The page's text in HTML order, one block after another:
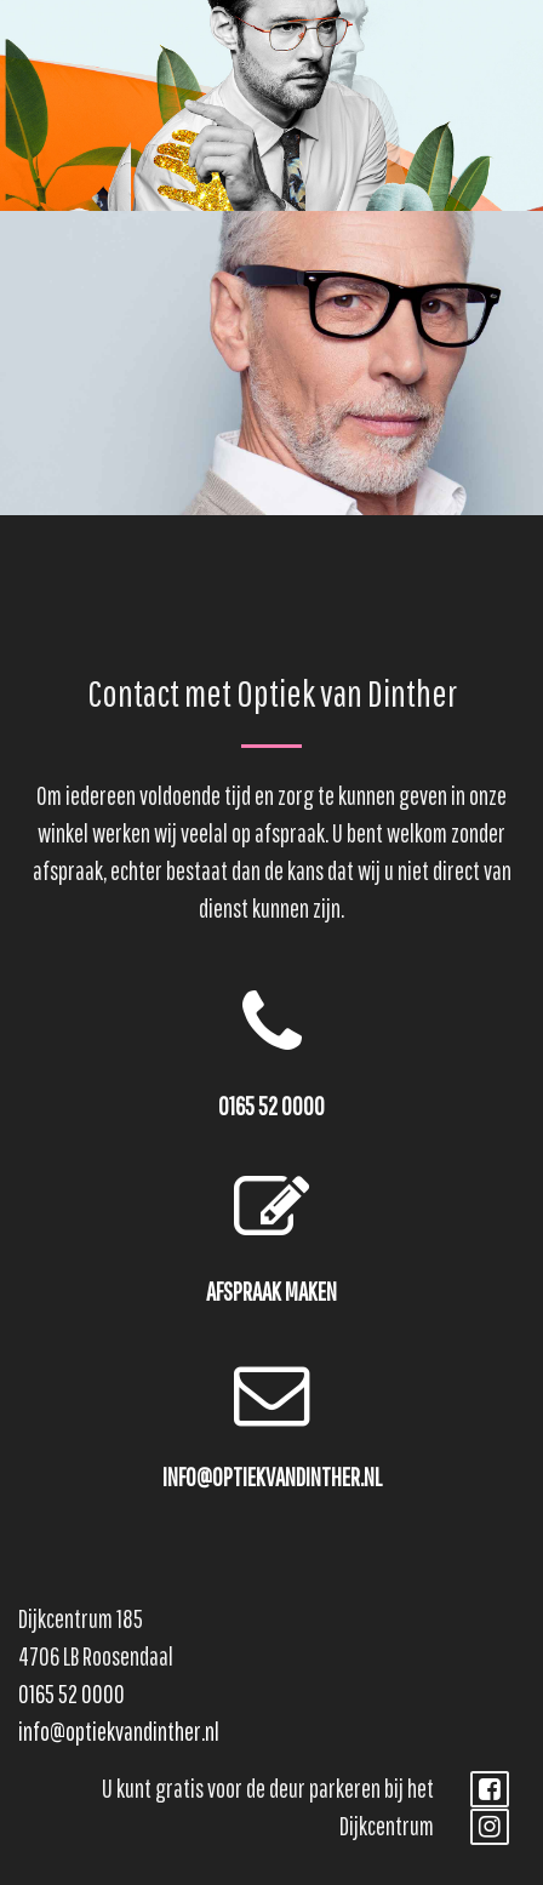
Contact met Optiek van Dinther
Om iedereen voldoende tijd en zorg te kunnen geven in onze
winkel werken wij veelal op afspraak. U bent welkom zonder
afspraak, echter bestaat dan de kans dat wij u niet direct van
dienst kunnen zijn.
0165 52 0000
AFSPRAAK MAKEN
INFO@OPTIEKVANDINTHER.NL
Dijkcentrum 185
4706 LB Roosendaal
0165 52 0000
info@optiekvandinther.nl
U kunt gratis voor de deur parkeren bij het
Dijkcentrum